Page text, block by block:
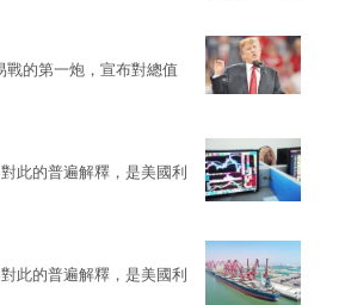
的第一炮，宣布對總值
此的普遍解釋，是美國利
此的普遍解釋，是美國利